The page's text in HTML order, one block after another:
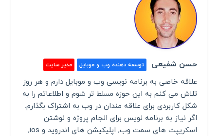
حسن شفیعی توسعه دهنده وب و موبایل مدیر سایت
علاقه خاصی به برنامه نویسی وب و موبایل دارم و هر روز
تلاش می کنم به این حوزه مسلط تر شوم و اطلاعاتم را به
شکل کاربردی برای علاقه مندان در وب به اشتراک بگذارم.
اگر نیاز به برنامه نویس برای انجام پروژه و نوشتن
اسکریپت های سمت وب, اپلیکیشن های اندروید و ios,